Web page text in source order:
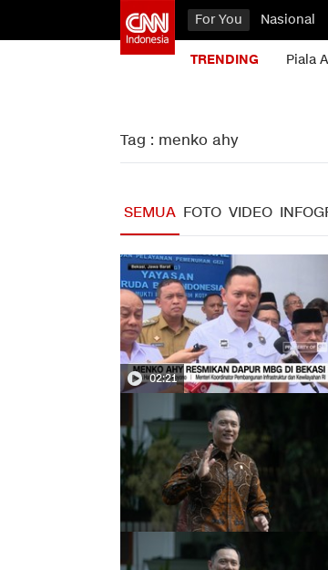
For You Nasional
TRENDING Piala
Tag : menko ahy
SEMUA FOTO VIDEO
02:21